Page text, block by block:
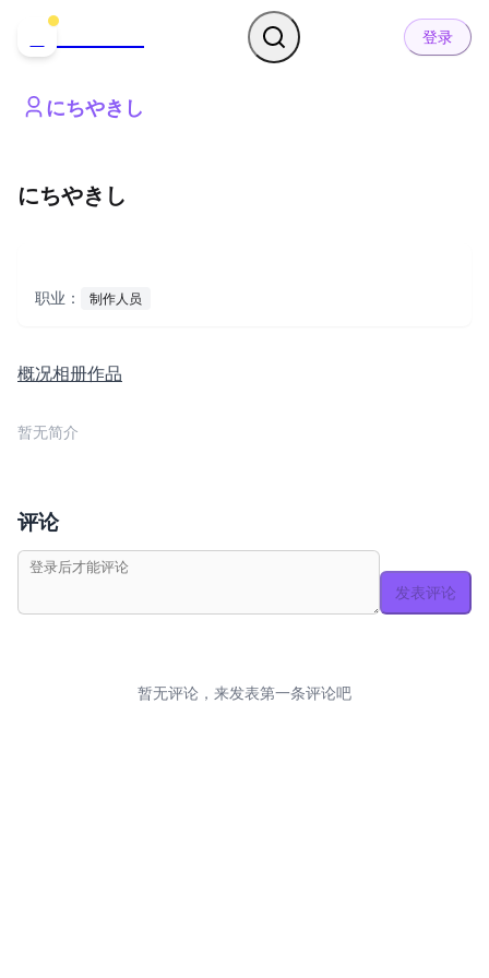
登录
にちやきし
にちやきし
职业： 制作人员
概况相册作品
暂无简介
评论
发表评论
暂无评论，来发表第一条评论吧